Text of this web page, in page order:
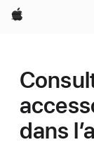
Apple
dans